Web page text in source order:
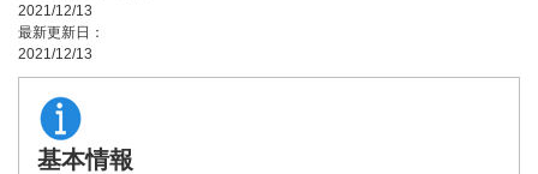
2021/12/13
最新更新日：
2021/12/13
基本情報